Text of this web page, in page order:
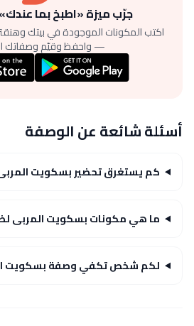
جرّب ميزة «اطبخ بما
اكتب المكونات الموجودة في بيتك
— واحفظ وقيّم وصفاتك
أسئلة شائعة عن الوصفة
كم يستغرق تحضير بسكويت
ما هي مكونات بسكويت المربى
لكم شخص تكفي وصفة بسكويت